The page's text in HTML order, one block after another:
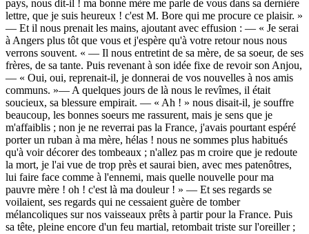
pays, nous dit-il ! ma bonne mère me parle de vous dans sa dernière
lettre, que je suis heureux ! c'est M. Bore qui me procure ce plaisir. »
— Et il nous prenait les mains, ajoutant avec effusion : — « Je serai
à Angers plus tôt que vous et j'espère qu'à votre retour nous nous
verrons souvent. « — Il nous entretint de sa mère, de sa soeur, de ses
frères, de sa tante. Puis revenant à son idée fixe de revoir son Anjou,
— « Oui, oui, reprenait-il, je donnerai de vos nouvelles à nos amis
communs. »— A quelques jours de là nous le revîmes, il était
soucieux, sa blessure empirait. — « Ah ! » nous disait-il, je souffre
beaucoup, les bonnes soeurs me rassurent, mais je sens que je
m'affaiblis ; non je ne reverrai pas la France, j'avais pourtant espéré
porter un ruban à ma mère, hélas ! nous ne sommes plus habitués
qu'à voir décorer des tombeaux ; n'allez pas m croire que je redoute
la mort, je l'ai vue de trop près et saurai bien, avec mes patenôtres,
lui faire face comme à l'ennemi, mais quelle nouvelle pour ma
pauvre mère ! oh ! c'est là ma douleur ! » — Et ses regards se
voilaient, ses regards qui ne cessaient guère de tomber
mélancoliques sur nos vaisseaux prêts à partir pour la France. Puis
sa tête, pleine encore d'un feu martial, retombait triste sur l'oreiller ;